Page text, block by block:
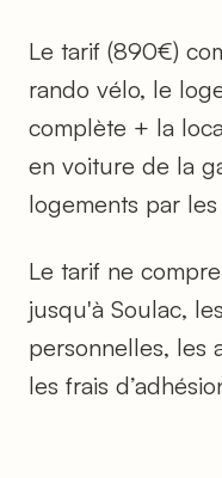
Le tarif (890€)
rando vélo, le
complète + la
en voiture de la
logements par
Le tarif ne
jusqu'à Soulac,
personnelles, les
les frais